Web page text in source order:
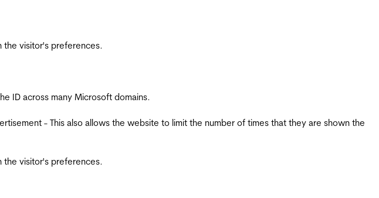
the visitor's preferences.
ID across many Microsoft domains.
- This also allows the website to limit the number of times that they are shown the
the visitor's preferences.